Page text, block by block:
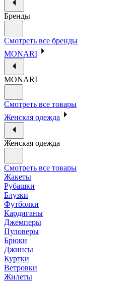
Бренды
Смотреть все бренды
MONARI
MONARI
Смотреть все товары
Женская одежда
Женская одежда
Смотреть все товары
Жакеты
Рубашки
Блузки
Футболки
Кардиганы
Джемперы
Пуловеры
Брюки
Джинсы
Куртки
Ветровки
Жилеты